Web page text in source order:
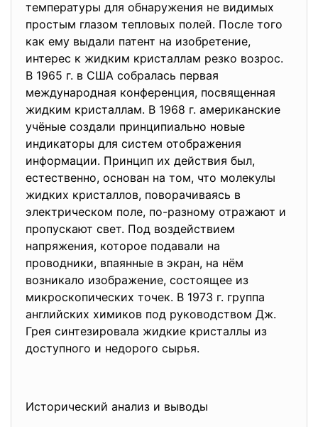
температуры для обнаружения не видимых
простым глазом тепловых полей. После того
как ему выдали патент на изобретение,
интерес к жидким кристаллам резко возрос.
В 1965 г. в США собралась первая
международная конференция, посвященная
жидким кристаллам. В 1968 г. американские
учёные создали принципиально новые
индикаторы для систем отображения
информации. Принцип их действия был,
естественно, основан на том, что молекулы
жидких кристаллов, поворачиваясь в
электрическом поле, по-разному отражают и
пропускают свет. Под воздействием
напряжения, которое подавали на
проводники, впаянные в экран, на нём
возникало изображение, состоящее из
микроскопических точек. В 1973 г. группа
английских химиков под руководством Дж.
Грея синтезировала жидкие кристаллы из
доступного и недорого сырья.
Исторический анализ и выводы